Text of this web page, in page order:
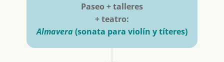
Paseo + talleres
+ teatro:
Almavera(sonata para violín y títeres)